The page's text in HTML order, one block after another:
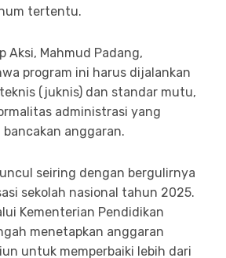
tertentu.
Aksi, Mahmud Padang,
program ini harus dijalankan
(juknis) dan standar mutu,
administrasi yang
anggaran.
seiring dengan bergulirnya
sekolah nasional tahun 2025.
Kementerian Pendidikan
menetapkan anggaran
untuk memperbaiki lebih dari